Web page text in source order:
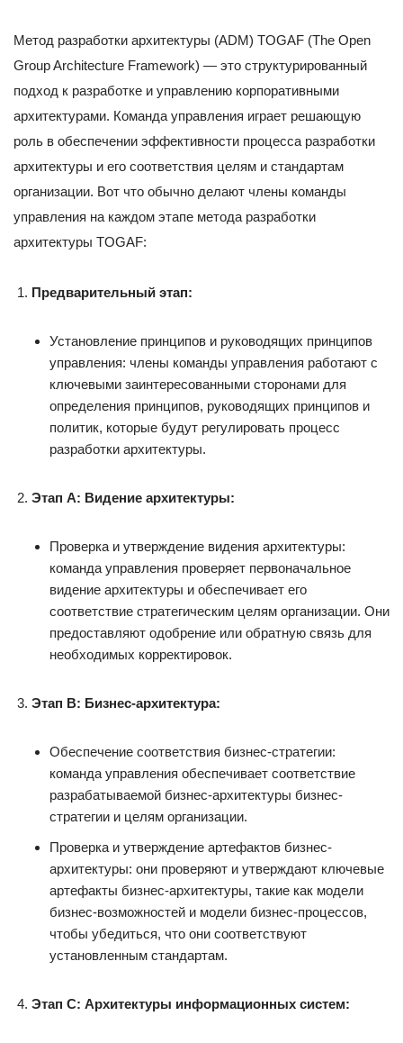
Метод разработки архитектуры (ADM) TOGAF (The Open
Group Architecture Framework) — это структурированный
подход к разработке и управлению корпоративными
архитектурами. Команда управления играет решающую
роль в обеспечении эффективности процесса разработки
архитектуры и его соответствия целям и стандартам
организации. Вот что обычно делают члены команды
управления на каждом этапе метода разработки
архитектуры TOGAF:
Предварительный этап:
Установление принципов и руководящих принципов
управления: члены команды управления работают с
ключевыми заинтересованными сторонами для
определения принципов, руководящих принципов и
политик, которые будут регулировать процесс
разработки архитектуры.
Этап A: Видение архитектуры:
Проверка и утверждение видения архитектуры:
команда управления проверяет первоначальное
видение архитектуры и обеспечивает его
соответствие стратегическим целям организации. Они
предоставляют одобрение или обратную связь для
необходимых корректировок.
Этап B: Бизнес-архитектура:
Обеспечение соответствия бизнес-стратегии:
команда управления обеспечивает соответствие
разрабатываемой бизнес-архитектуры бизнес-
стратегии и целям организации.
Проверка и утверждение артефактов бизнес-
архитектуры: они проверяют и утверждают ключевые
артефакты бизнес-архитектуры, такие как модели
бизнес-возможностей и модели бизнес-процессов,
чтобы убедиться, что они соответствуют
установленным стандартам.
Этап C: Архитектуры информационных систем: